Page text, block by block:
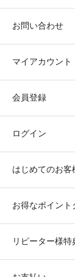
お問い合わせ
マイアカウント
会員登録
ログイン
はじめてのお客
お得なポイント
リピーター様特